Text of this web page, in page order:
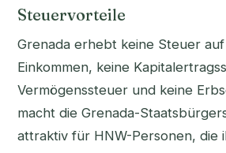
Steuervorteile
Grenada erhebt keine Steuer
Einkommen, keine
Vermögenssteuer und keine
macht die Grenada-
attraktiv für HNW-Personen, die